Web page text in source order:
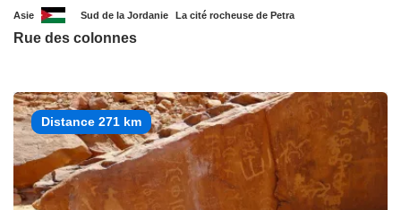
Asie Sud de la Jordanie La cité rocheuse de Petra
Rue des colonnes
Distance 271 km